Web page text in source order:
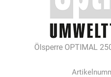
Ölsperre OPTIMAL